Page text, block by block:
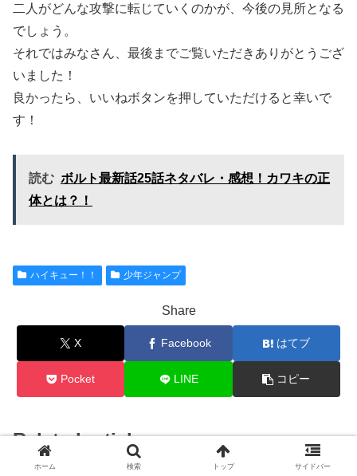
二人がどんな攻撃に転じていくのかが、今後の見所となる
でしょう。
それではみなさん、最後までご覧いただきありがとうござ
いました！
良かったら、いいねボタンを押していただけると幸いで
す！
読む ボルト最新話25話ネタバレ・感想！カワキの正
体とは？！
ハイキュー！！ 少年ジャンプ
Share
X Facebook はてブ
Pocket LINE コピー
Related articles
ホーム 検索 トップ サイドバー